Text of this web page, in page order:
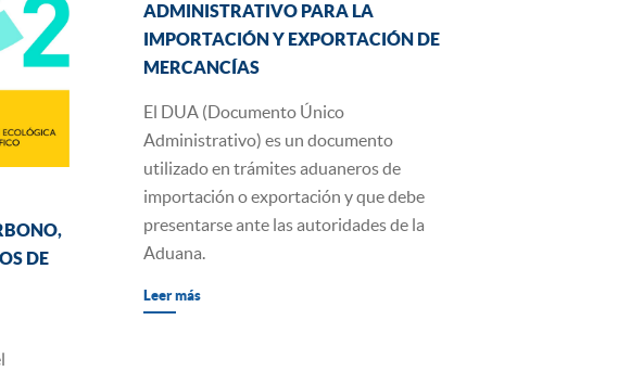
DE
ADMINISTRATIVO PARA LA
IMPORTACIÓN Y EXPORTACIÓN DE
MERCANCÍAS
El DUA (Documento Único
Administrativo) es un documento
utilizado en trámites aduaneros de
importación o exportación y que debe
presentarse ante las autoridades de la
Aduana.
Leer más